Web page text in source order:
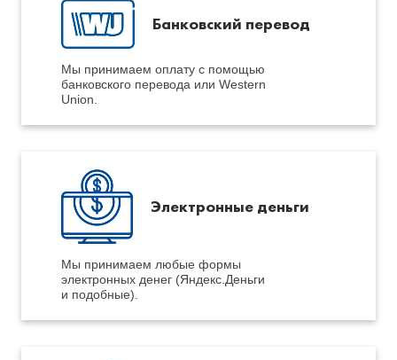
Банковский перевод
Мы принимаем оплату с помощью
банковского перевода или Western
Union.
Электронные деньги
Мы принимаем любые формы
электронных денег (Яндекс.Деньги
и подобные).